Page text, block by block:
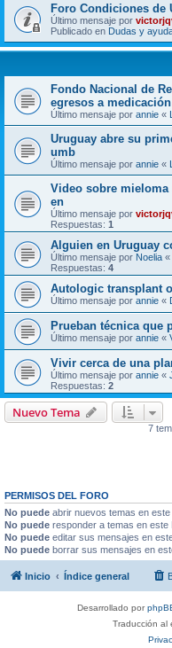
Foro Condiciones de
Último mensaje por
Publicado en Dudas y
Fondo Nacional de
egresos a
Último mensaje por annie «
Uruguay abre su
umb
Último mensaje por annie «
Video sobre
en
Último mensaje por
Respuestas: 1
Alguien en Uruguay
Último mensaje por Noelia «
Respuestas: 4
Autologic transplant
Último mensaje por annie «
Prueban técnica que
Último mensaje por annie «
Vivir cerca de una
Último mensaje por annie «
Respuestas: 2
Nuevo Tema
7
PERMISOS DEL FORO
No puede abrir nuevos temas en
No puede responder a temas en este
No puede editar sus mensajes en
No puede borrar sus mensajes en
Inicio Índice general
Desarrollado por
Traducción al